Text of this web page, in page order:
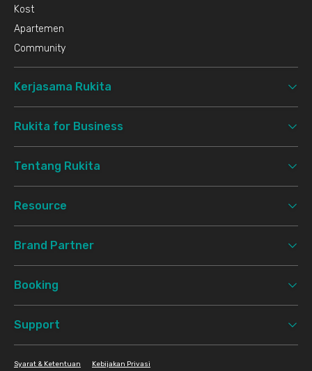
Kost
Apartemen
Community
Kerjasama Rukita
Rukita for Business
Tentang Rukita
Resource
Brand Partner
Booking
Support
Syarat & Ketentuan Kebijakan Privasi